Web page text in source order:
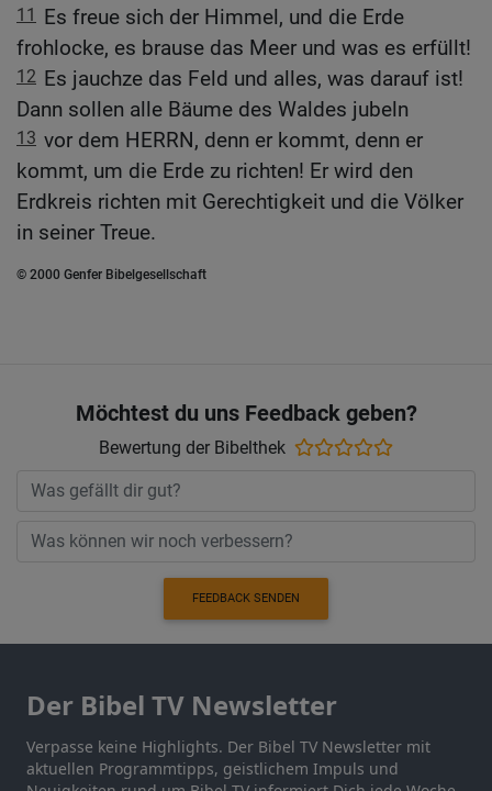
11 Es freue sich der Himmel, und die Erde
frohlocke, es brause das Meer und was es erfüllt!
12 Es jauchze das Feld und alles, was darauf ist!
Dann sollen alle Bäume des Waldes jubeln
13 vor dem HERRN, denn er kommt, denn er
kommt, um die Erde zu richten! Er wird den
Erdkreis richten mit Gerechtigkeit und die Völker
in seiner Treue.
© 2000 Genfer Bibelgesellschaft
Möchtest du uns Feedback geben?
Bewertung der Bibelthek
FEEDBACK SENDEN
Der Bibel TV Newsletter
Verpasse keine Highlights. Der Bibel TV Newsletter mit
aktuellen Programmtipps, geistlichem Impuls und